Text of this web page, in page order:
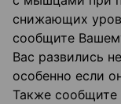
снижающих
сообщите
Вас развились
особенно если
Также